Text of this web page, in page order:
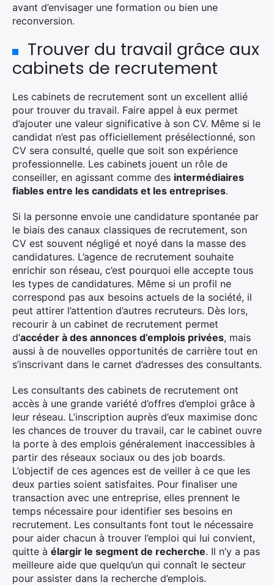
avant d’envisager une formation ou bien une
reconversion.
Trouver du travail grâce aux
cabinets de recrutement
Les cabinets de recrutement sont un excellent allié
pour trouver du travail. Faire appel à eux permet
d’ajouter une valeur significative à son CV. Même si le
candidat n’est pas officiellement présélectionné, son
CV sera consulté, quelle que soit son expérience
professionnelle. Les cabinets jouent un rôle de
conseiller, en agissant comme des intermédiaires
fiables entre les candidats et les entreprises.
Si la personne envoie une candidature spontanée par
le biais des canaux classiques de recrutement, son
CV est souvent négligé et noyé dans la masse des
candidatures. L’agence de recrutement souhaite
enrichir son réseau, c’est pourquoi elle accepte tous
les types de candidatures. Même si un profil ne
correspond pas aux besoins actuels de la société, il
peut attirer l’attention d’autres recruteurs. Dès lors,
recourir à un cabinet de recrutement permet
d’accéder à des annonces d’emplois privées, mais
aussi à de nouvelles opportunités de carrière tout en
s’inscrivant dans le carnet d’adresses des consultants.
Les consultants des cabinets de recrutement ont
accès à une grande variété d’offres d’emploi grâce à
leur réseau. L’inscription auprès d’eux maximise donc
les chances de trouver du travail, car le cabinet ouvre
la porte à des emplois généralement inaccessibles à
partir des réseaux sociaux ou des job boards.
L’objectif de ces agences est de veiller à ce que les
deux parties soient satisfaites. Pour finaliser une
transaction avec une entreprise, elles prennent le
temps nécessaire pour identifier ses besoins en
recrutement. Les consultants font tout le nécessaire
pour aider chacun à trouver l’emploi qui lui convient,
quitte à élargir le segment de recherche. Il n’y a pas
meilleure aide que quelqu’un qui connaît le secteur
pour assister dans la recherche d’emplois.
×
Rechercher